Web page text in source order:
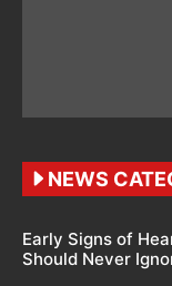
NEWS
Early Signs of
Should Never